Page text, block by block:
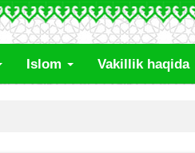
Islom Vakillik haqida